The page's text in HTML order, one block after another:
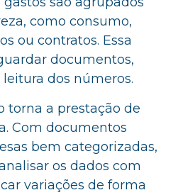
como consumo,
ou contratos. Essa
documentos,
dos números.
torna a prestação de
Com documentos
bem categorizadas,
os dados com
variações de forma